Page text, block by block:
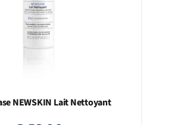
NEWSKIN Lait Nettoyant